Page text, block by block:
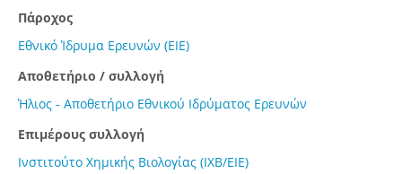
Πάροχος
Εθνικό Ίδρυμα Ερευνών (ΕΙΕ)
Αποθετήριο / συλλογή
Ήλιος - Αποθετήριο Εθνικού Ιδρύματος Ερευνών
Επιμέρους συλλογή
Ινστιτούτο Χημικής Βιολογίας (ΙΧΒ/ΕΙΕ)